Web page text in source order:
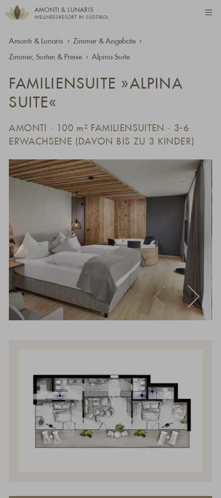
AMONTI & LUNARIS
WELLNESSRESORT IN SÜDTIROL
Amonti & Lunaris Zimmer & Angebote
Zimmer, Suiten & Preise Alpina Suite
FAMILIENSUITE »ALPINA
SUITE«
AMONTI · 100 m² FAMILIENSUITEN · 3-6
ERWACHSENE (DAVON BIS ZU 3 KINDER)